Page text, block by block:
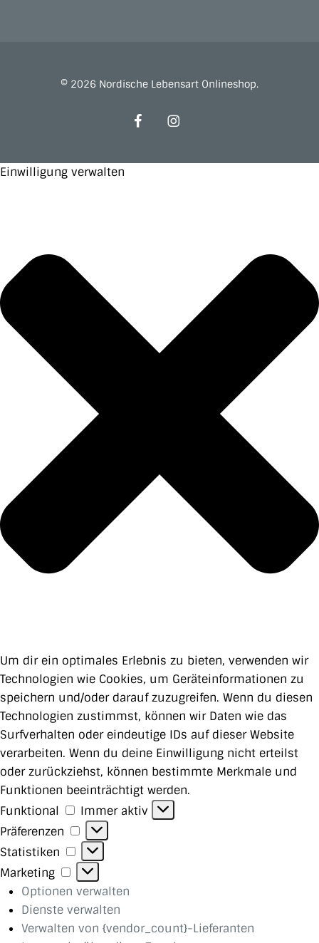
© 2026 Nordische Lebensart Onlineshop.
facebookinstagram
Einwilligung verwalten
Um dir ein optimales Erlebnis zu bieten, verwenden wir
Technologien wie Cookies, um Geräteinformationen zu
speichern und/oder darauf zuzugreifen. Wenn du diesen
Technologien zustimmst, können wir Daten wie das
Surfverhalten oder eindeutige IDs auf dieser Website
verarbeiten. Wenn du deine Einwilligung nicht erteilst
oder zurückziehst, können bestimmte Merkmale und
Funktionen beeinträchtigt werden.
Funktional
Funktional
Immer aktiv
Präferenzen
Präferenzen
Statistiken
Statistiken
Marketing
Marketing
Optionen verwalten
Dienste verwalten
Verwalten von {vendor_count}-Lieferanten